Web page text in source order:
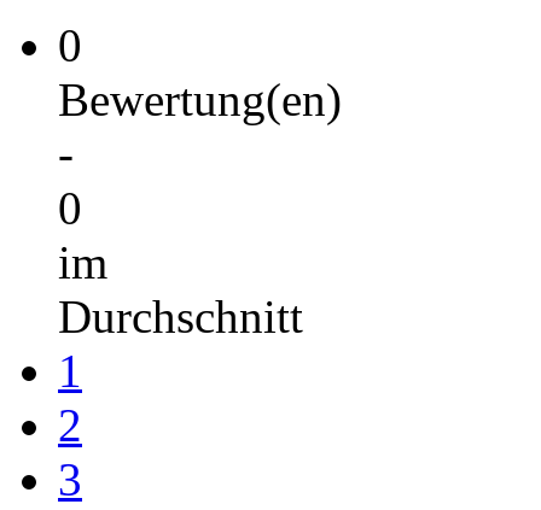
0
Bewertung(en)
-
0
im
Durchschnitt
1
2
3